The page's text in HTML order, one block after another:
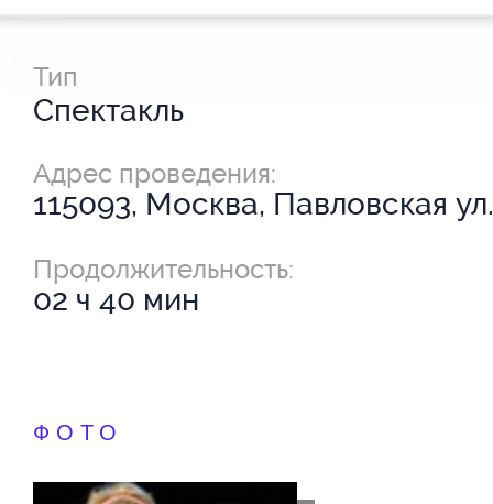
Тип
Спектакль
Адрес проведения:
115093, Москва, Павловская
Продолжительность:
02 ч 40 мин
ФОТО